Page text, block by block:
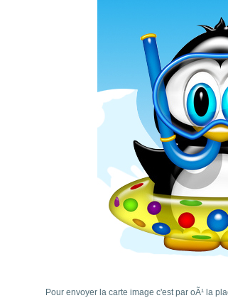
Pour envoyer la carte image c'est par oÃ¹ la